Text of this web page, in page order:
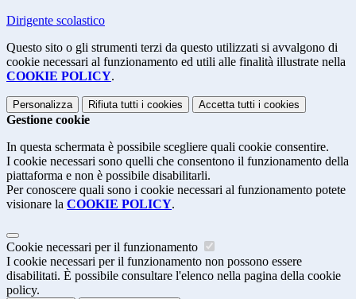
Dirigente scolastico
Questo sito o gli strumenti terzi da questo utilizzati si avvalgono di
cookie necessari al funzionamento ed utili alle finalità illustrate nella
COOKIE POLICY.
Personalizza Rifiuta tutti i cookies Accetta tutti i cookies
Gestione cookie
In questa schermata è possibile scegliere quali cookie consentire.
I cookie necessari sono quelli che consentono il funzionamento della
piattaforma e non è possibile disabilitarli.
Per conoscere quali sono i cookie necessari al funzionamento potete
visionare la COOKIE POLICY.
Cookie necessari per il funzionamento
I cookie necessari per il funzionamento non possono essere
disabilitati. È possibile consultare l'elenco nella pagina della cookie
policy.